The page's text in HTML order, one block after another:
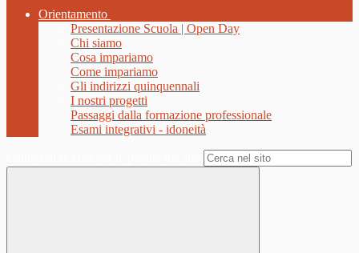
Orientamento
Presentazione Scuola | Open Day
Chi siamo
Cosa impariamo
Come impariamo
Gli indirizzi quinquennali
I nostri progetti
Passaggi dalla formazione professionale
Esami integrativi - idoneità